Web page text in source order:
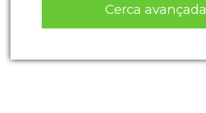
Cerca avançada